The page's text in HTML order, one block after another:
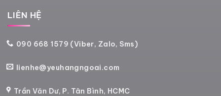
LIÊN HỆ
090 668 1579 (Viber, Zalo, Sms)
lienhe@yeuhangngoai.com
Trần Văn Dư, P. Tân Bình, HCMC